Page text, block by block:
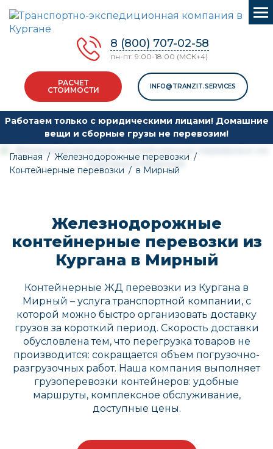
8 (800) 707-02-58
пн-пт: 9:00-18:00 (МСК+4)
РАСЧЕТ
СТОИМОСТИ
INFO@TRANZIT.SERVICES
Работаем только с юридическими лицами! Домашние
вещи и сборные грузы не перевозим!
Главная / Железнодорожные перевозки /
Контейнерные перевозки / в Мирный
Железнодорожные
контейнерные перевозки из
Кургана в Мирный
Контейнерные ЖД перевозки из Кургана в
Мирный – услуга транспортной компании, с
которой можно быстро организовать доставку
грузов за короткий период. Скорость доставки
обусловлена тем, что перегрузка товаров не
производится: сокращается объем погрузочно-
разгрузочных работ. Наша компания выполняет
грузоперевозки контейнеров: удобные
маршруты, комплексное обслуживание,
доступные цены.